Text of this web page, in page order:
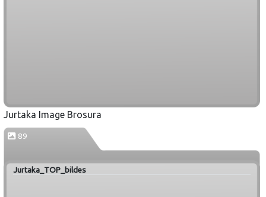
Jurtaka Image Brosura
89
Jurtaka_TOP_bildes